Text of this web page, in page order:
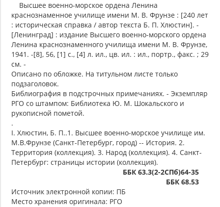
Высшее военно-морское ордена Ленина
краснознаменное училище имени М. В. Фрунзе : [240 лет
: историческая справка / автор текста Б. П. Хлюстин]. -
[Ленинград] : издание Высшего военно-морского ордена
Ленина краснознаменного училища имени М. В. Фрунзе,
1941. -[8], 56, [1] с., [4] л. ил., цв. ил. : ил., портр., факс. ; 29
см. -
Описано по обложке. На титульном листе только
подзаголовок.
Библиография в подстрочных примечаниях. - Экземпляр
РГО со штампом: Библиотека Ю. М. Шокальского и
рукописной пометой.
.
I. Хлюстин, Б. П..1. Высшее военно-морское училище им.
М.В.Фрунзе (Санкт-Петербург, город) -- История. 2.
Территория (коллекция). 3. Народ (коллекция). 4. Санкт-
Петербург: страницы истории (коллекция).
ББК 63.3(2-2СПб)64-35
ББК 68.53
Источник электронной копии: ПБ
Место хранения оригинала: РГО